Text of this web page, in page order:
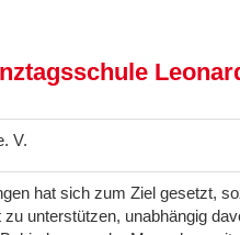
V.
hat sich zum Ziel gesetzt,
unterstützen, unabhängig